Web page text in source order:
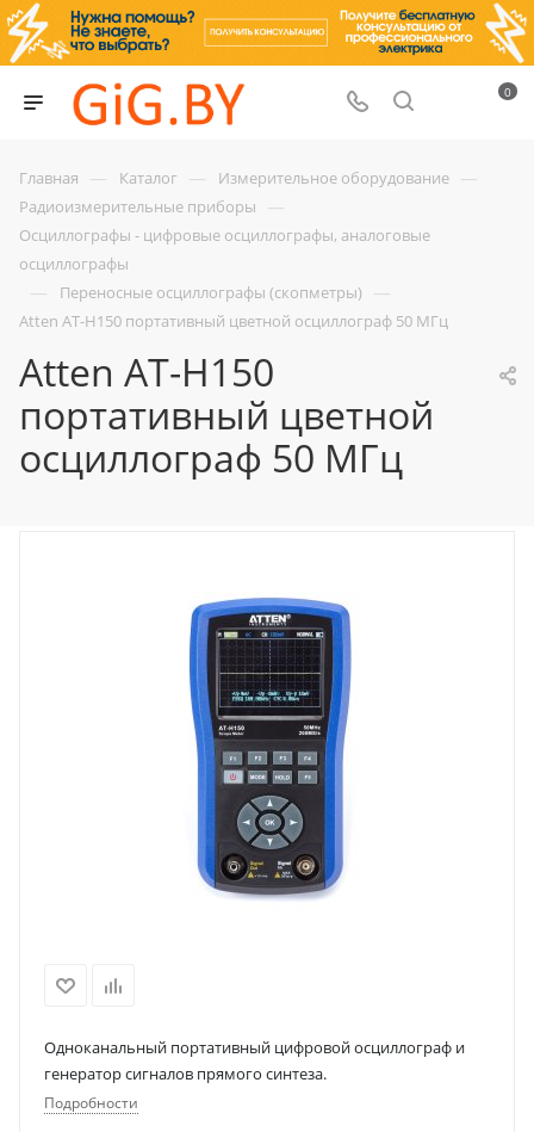
0
Главная — Каталог — Измерительное оборудование —
Радиоизмерительные приборы —
Осциллографы - цифровые осциллографы, аналоговые
осциллографы
— Переносные осциллографы (скопметры) —
Atten AT-H150 портативный цветной осциллограф 50 МГц
Atten AT-H150
портативный цветной
осциллограф 50 МГц
Одноканальный портативный цифровой осциллограф и
генератор сигналов прямого синтеза.
Подробности